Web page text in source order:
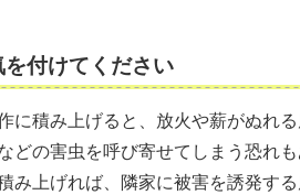
付けてください
に積み上げると、放火や薪がぬれ
どの害虫を呼び寄せてしまう恐れ
み上げれば、隣家に被害を誘発す